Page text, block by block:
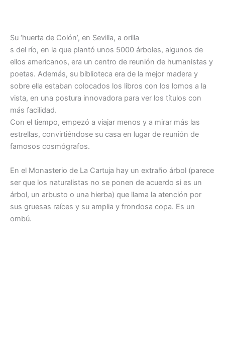
Su ‘huerta de Colón’, en Sevilla, a orilla
s del río, en la que plantó unos 5000 árboles, algunos de
ellos americanos, era un centro de reunión de humanistas y
poetas. Además, su biblioteca era de la mejor madera y
sobre ella estaban colocados los libros con los lomos a la
vista, en una postura innovadora para ver los títulos con
más facilidad.
Con el tiempo, empezó a viajar menos y a mirar más las
estrellas, convirtiéndose su casa en lugar de reunión de
famosos cosmógrafos.
En el Monasterio de La Cartuja hay un extraño árbol (parece
ser que los naturalistas no se ponen de acuerdo si es un
árbol, un arbusto o una hierba) que llama la atención por
sus gruesas raíces y su amplia y frondosa copa. Es un
ombú.